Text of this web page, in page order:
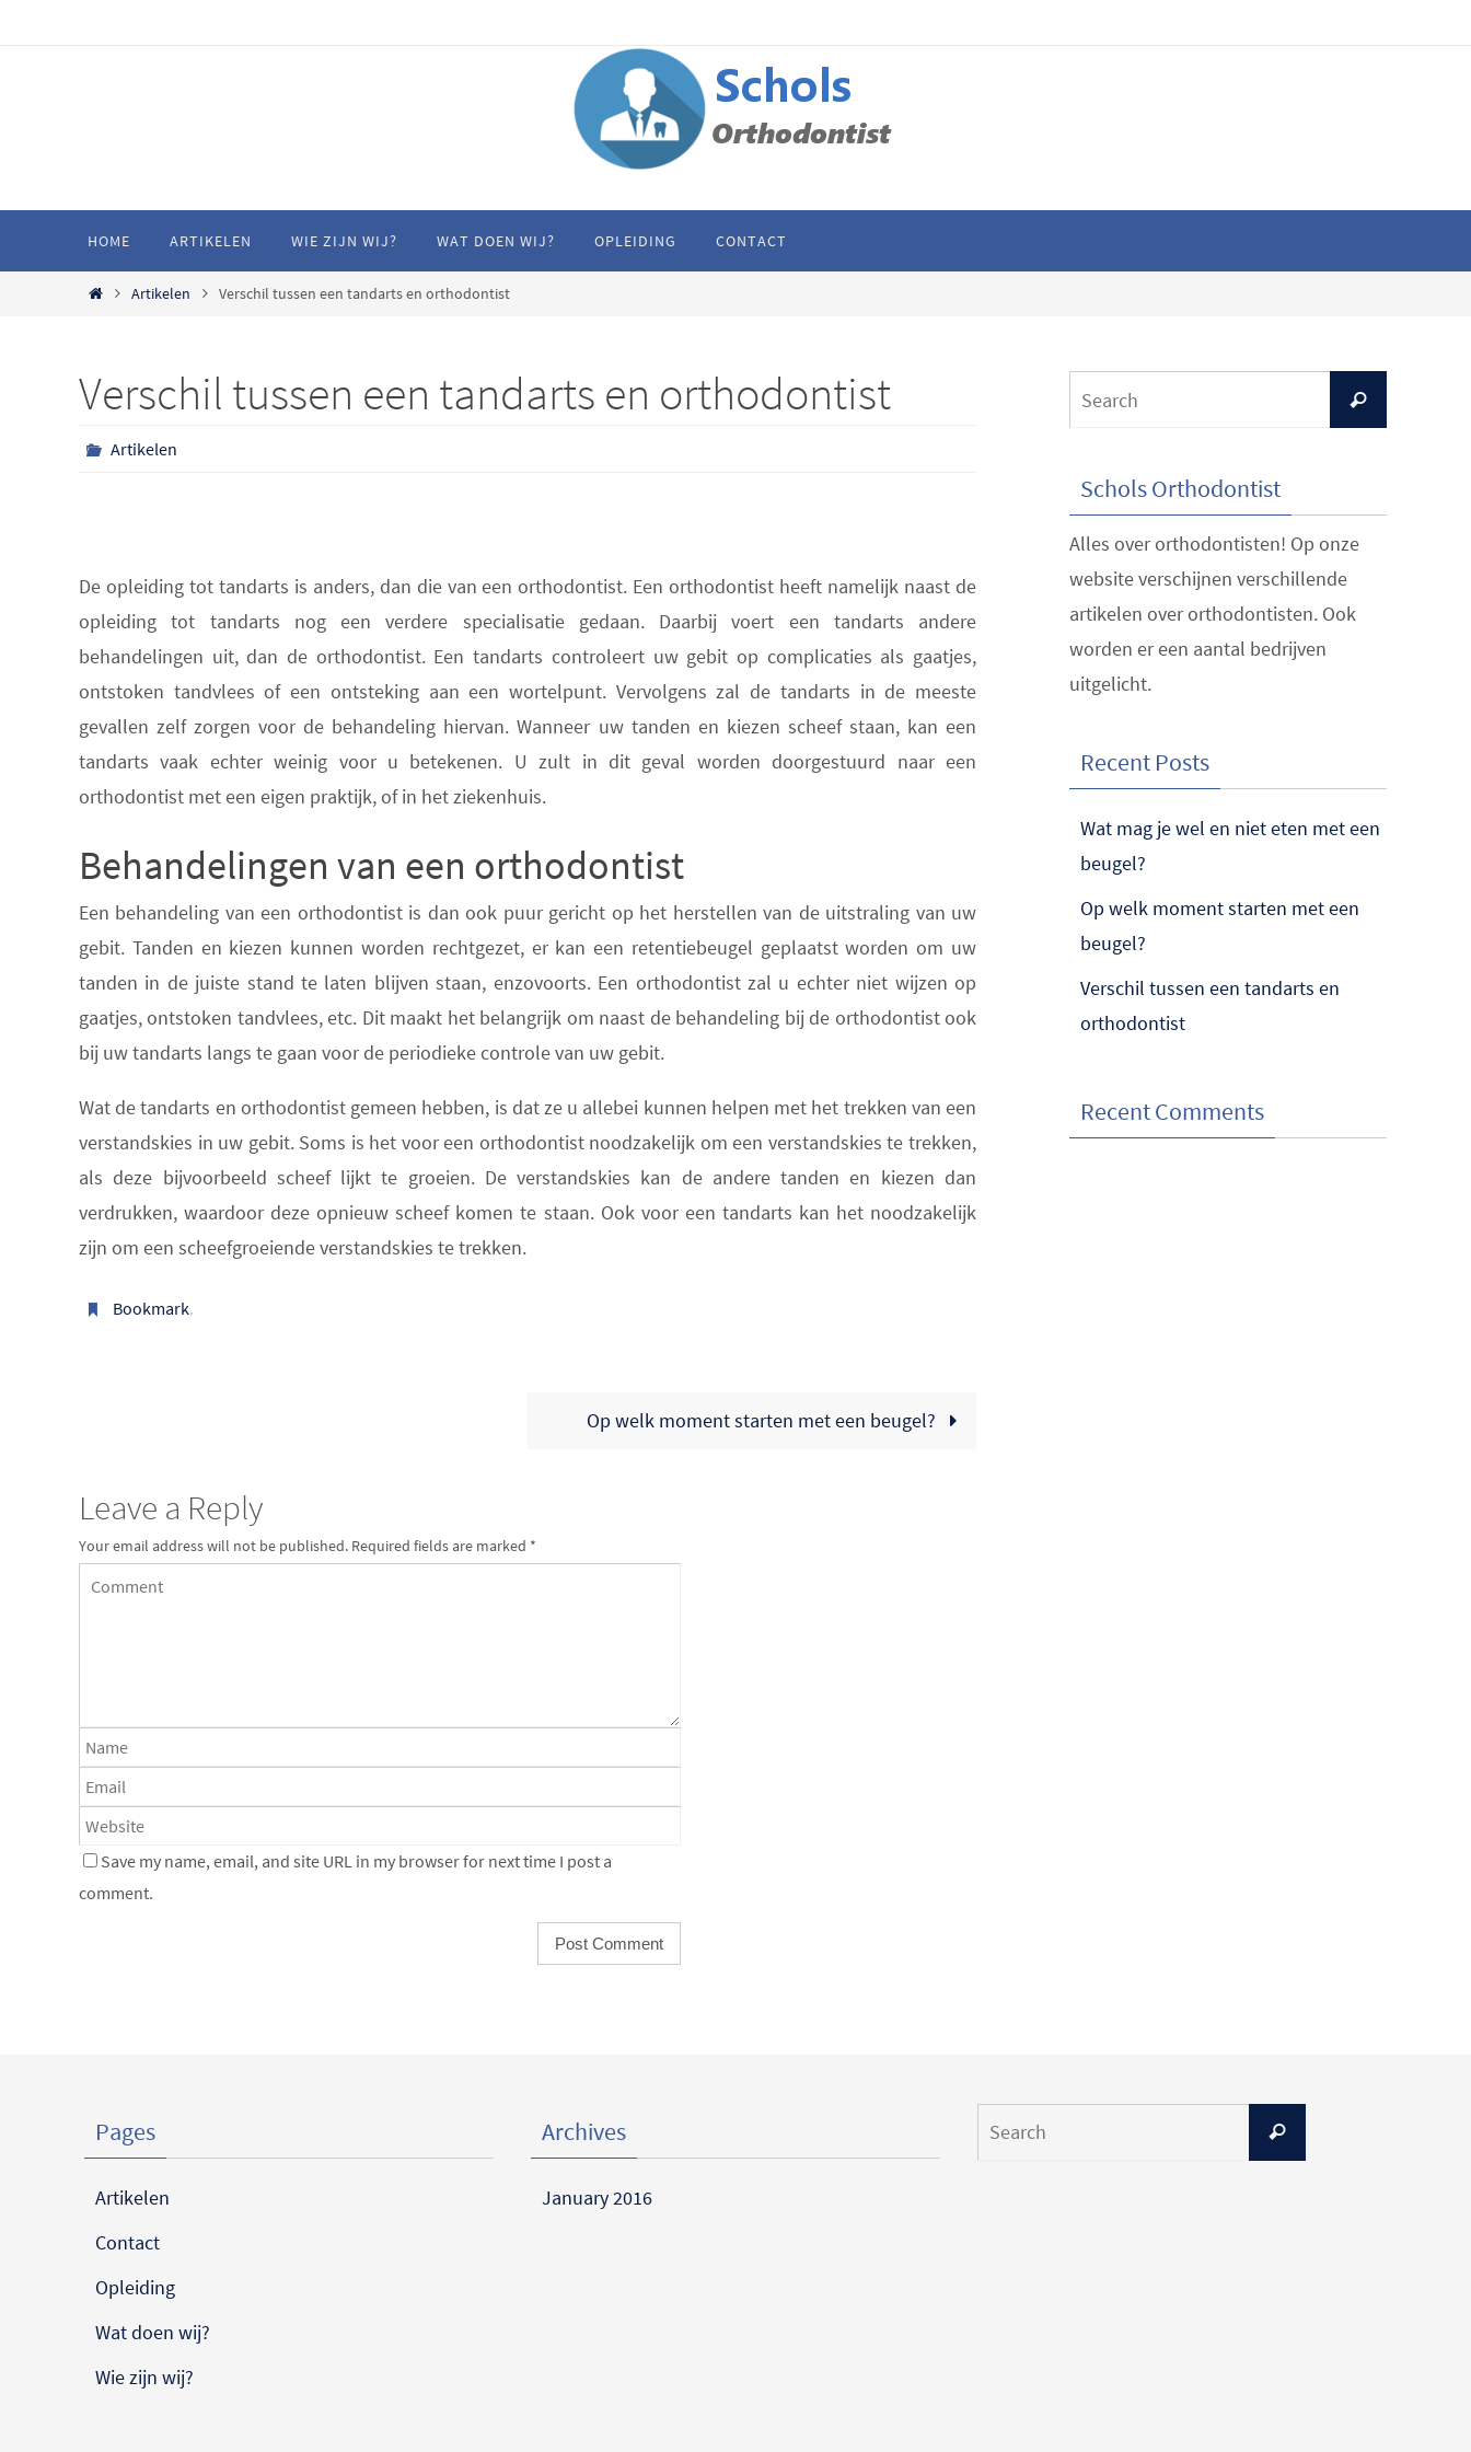
HOME ARTIKELEN WIE ZIJN WIJ? WAT DOEN WIJ? OPLEIDING CONTACT
Artikelen Verschil tussen een tandarts en orthodontist
Verschil tussen een tandarts en orthodontist
Artikelen
De opleiding tot tandarts is anders, dan die van een orthodontist. Een orthodontist heeft namelijk naast de
opleiding tot tandarts nog een verdere specialisatie gedaan. Daarbij voert een tandarts andere
behandelingen uit, dan de orthodontist. Een tandarts controleert uw gebit op complicaties als gaatjes,
ontstoken tandvlees of een ontsteking aan een wortelpunt. Vervolgens zal de tandarts in de meeste
gevallen zelf zorgen voor de behandeling hiervan. Wanneer uw tanden en kiezen scheef staan, kan een
tandarts vaak echter weinig voor u betekenen. U zult in dit geval worden doorgestuurd naar een
orthodontist met een eigen praktijk, of in het ziekenhuis.
Behandelingen van een orthodontist
Een behandeling van een orthodontist is dan ook puur gericht op het herstellen van de uitstraling van uw
gebit. Tanden en kiezen kunnen worden rechtgezet, er kan een retentiebeugel geplaatst worden om uw
tanden in de juiste stand te laten blijven staan, enzovoorts. Een orthodontist zal u echter niet wijzen op
gaatjes, ontstoken tandvlees, etc. Dit maakt het belangrijk om naast de behandeling bij de orthodontist ook
bij uw tandarts langs te gaan voor de periodieke controle van uw gebit.
Wat de tandarts en orthodontist gemeen hebben, is dat ze u allebei kunnen helpen met het trekken van een
verstandskies in uw gebit. Soms is het voor een orthodontist noodzakelijk om een verstandskies te trekken,
als deze bijvoorbeeld scheef lijkt te groeien. De verstandskies kan de andere tanden en kiezen dan
verdrukken, waardoor deze opnieuw scheef komen te staan. Ook voor een tandarts kan het noodzakelijk
zijn om een scheefgroeiende verstandskies te trekken.
Bookmark.
Op welk moment starten met een beugel?
Leave a Reply
Your email address will not be published. Required fields are marked *
Save my name, email, and site URL in my browser for next time I post a
comment.
Schols Orthodontist
Alles over orthodontisten! Op onze
website verschijnen verschillende
artikelen over orthodontisten. Ook
worden er een aantal bedrijven
uitgelicht.
Recent Posts
Wat mag je wel en niet eten met een
beugel?
Op welk moment starten met een
beugel?
Verschil tussen een tandarts en
orthodontist
Recent Comments
Pages
Artikelen
Contact
Opleiding
Wat doen wij?
Wie zijn wij?
Archives
January 2016